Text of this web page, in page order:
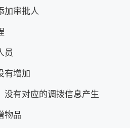
加审批人
员
有增加
没有对应的调拨信息产生
物品